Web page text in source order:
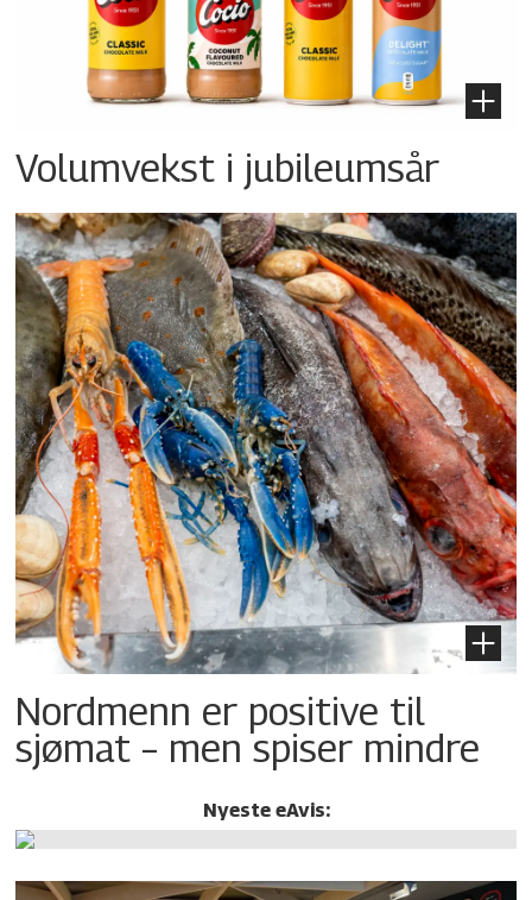
Volumvekst i jubileumsår
Nordmenn er positive til
sjømat – men spiser mindre
Nyeste eAvis: